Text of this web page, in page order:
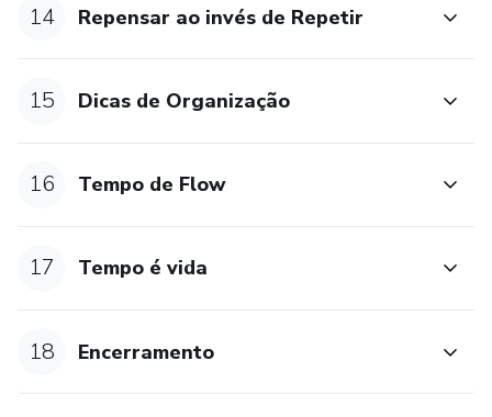
14 Repensar ao invés de Repetir
15 Dicas de Organização
16 Tempo de Flow
17 Tempo é vida
18 Encerramento